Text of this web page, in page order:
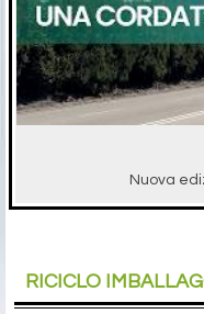
Nuova
RICICLO